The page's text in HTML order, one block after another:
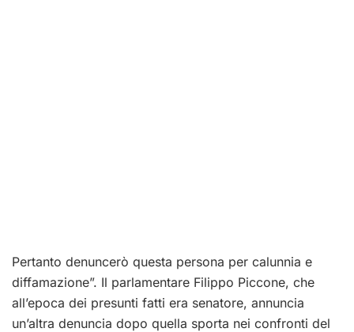
Pertanto denuncerò questa persona per calunnia e
diffamazione”. Il parlamentare Filippo Piccone, che
all’epoca dei presunti fatti era senatore, annuncia
un’altra denuncia dopo quella sporta nei confronti del